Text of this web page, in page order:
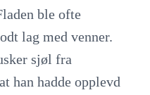
ble ofte
lag med venner.
sjøl fra
han hadde opplevd